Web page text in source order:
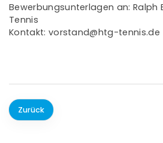
Bewerbungsunterlagen an: Ralph
Tennis
Kontakt: vorstand@htg-tennis.de
Zurück